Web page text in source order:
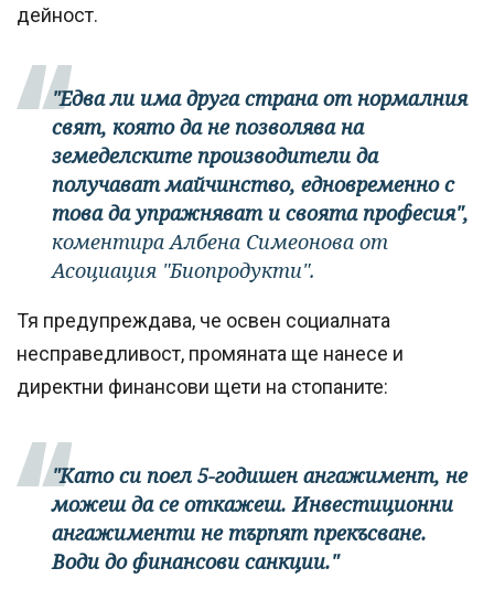
дейност.
"Едва ли има друга страна от нормалния
свят, която да не позволява на
земеделските производители да
получават майчинство, едновременно с
това да упражняват и своята професия",
коментира Албена Симеонова от
Асоциация "Биопродукти".
Тя предупреждава, че освен социалната
несправедливост, промяната ще нанесе и
директни финансови щети на стопаните:
"Като си поел 5-годишен ангажимент, не
можеш да се откажеш. Инвестиционни
ангажименти не търпят прекъсване.
Води до финансови санкции."